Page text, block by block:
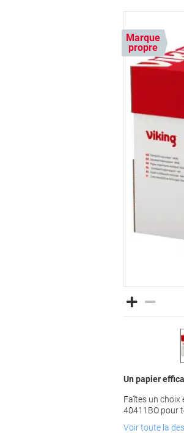
Marque
propre
Un papier
Faîtes un choix
40411BO pour
Voir toute la